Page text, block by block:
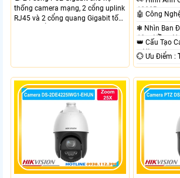
thống camera mạng, 2 cổng uplink
RJ45 và 2 cổng quang Gigabit tốc
1080P .
10m Hồng
👑 Cấu Tạo
+ Nhựa.
️💮 Ưu Điểm :